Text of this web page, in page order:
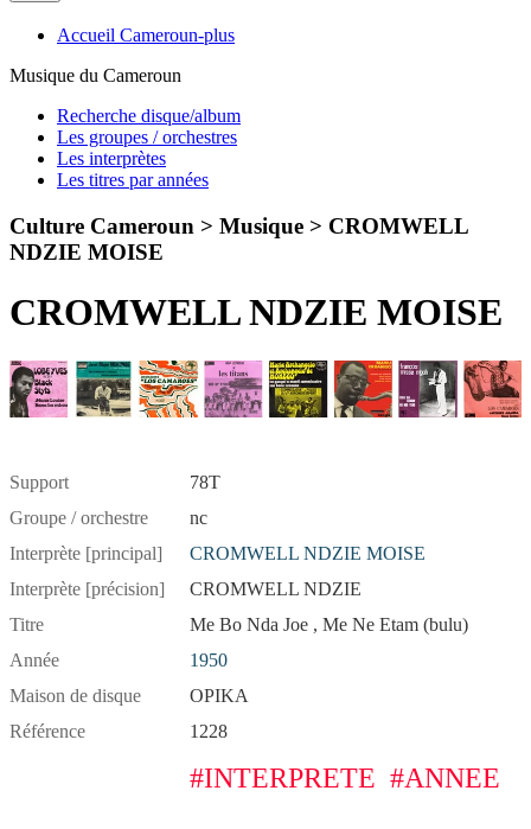
Accueil Cameroun-plus
Musique du Cameroun
Recherche disque/album
Les groupes / orchestres
Les interprètes
Les titres par années
Culture Cameroun > Musique > CROMWELL
NDZIE MOISE
CROMWELL NDZIE MOISE
Support
78T
Groupe / orchestre
nc
Interprète [principal]
CROMWELL NDZIE MOISE
Interprète [précision]
CROMWELL NDZIE
Titre
Me Bo Nda Joe , Me Ne Etam (bulu)
Année
1950
Maison de disque
OPIKA
Référence
1228
#INTERPRETE #ANNEE